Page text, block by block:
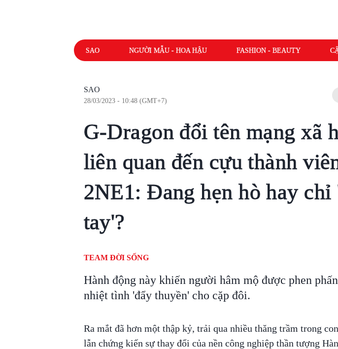
SAO NGƯỜI MẪU - HOA HẬU FASHION - BEAUTY
SAO
28/03/2023 - 10:48 (GMT+7)
G-Dragon đổi tên mạng xã
liên quan đến cựu thành
2NE1: Đang hẹn hò hay
tay'?
TEAM ĐỜI SỐNG
Hành động này khiến người hâm mộ được phen
nhiệt tình 'đẩy thuyền' cho cặp đôi.
Ra mắt đã hơn một thập kỷ, trải qua nhiều thăng trầm trong
lẫn chứng kiến sự thay đổi của nền công nghiệp thần tượng